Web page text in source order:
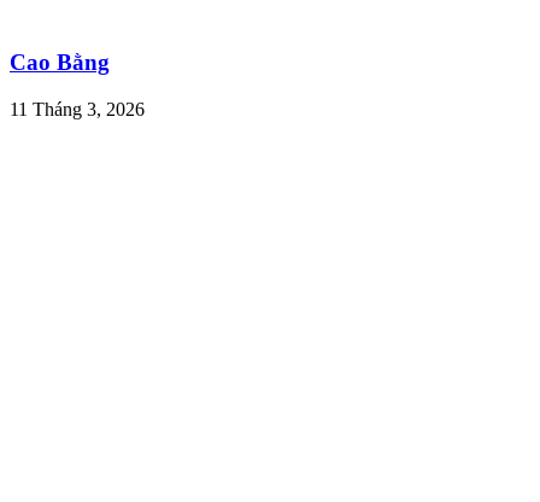
Cao Bằng
11 Tháng 3, 2026